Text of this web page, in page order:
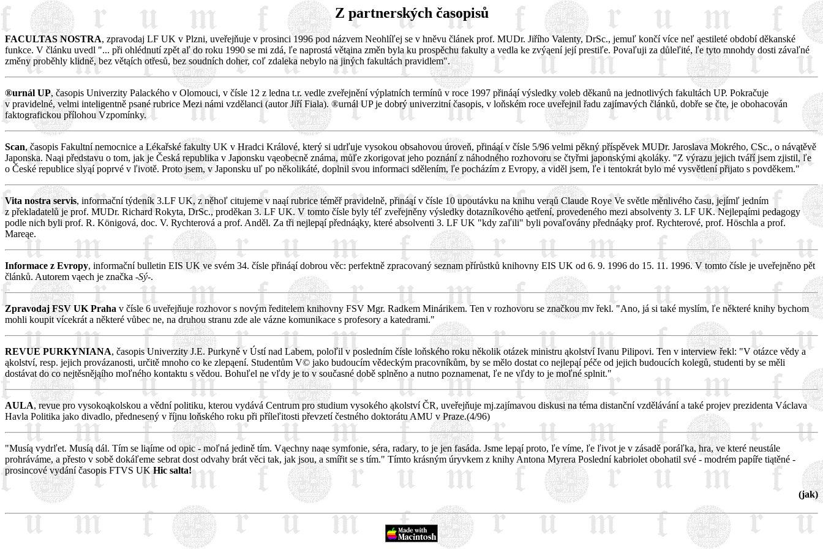
Z partnerských časopisů
FACULTAS NOSTRA, zpravodaj LF UK v Plzni, uveřejňuje v prosinci 1996 pod názvem Neohlíľej se v hněvu článek prof. MUDr. Jiřího Valenty, DrSc., jemuľ končí více neľ ąestileté období děkanské
funkce. V článku uvedl "... při ohlédnutí zpět aľ do roku 1990 se mi zdá, ľe naprostá větąina změn byla ku prospěchu fakulty a vedla ke zvýąení její prestiľe. Povaľuji za důleľité, ľe tyto mnohdy dosti závaľné
změny proběhly klidně, bez větąích otřesů, bez soudních doher, coľ zdaleka nebylo na jiných fakultách pravidlem".
®urnál UP, časopis Univerzity Palackého v Olomouci, v čísle 12 z ledna t.r. vedle zveřejnění výplatních termínů v roce 1997 přináąí výsledky voleb děkanů na jednotlivých fakultách UP. Pokračuje
v pravidelné, velmi inteligentně psané rubrice Mezi námi vzdělanci (autor Jiří Fiala). ®urnál UP je dobrý univerzitní časopis, v loňském roce uveřejnil řadu zajímavých článků, dobře se čte, je obohacován
faktografickou přílohou Vzpomínky.
Scan, časopis Fakultní nemocnice a Lékařské fakulty UK v Hradci Králové, který si udrľuje vysokou obsahovou úroveň, přináąí v čísle 5/96 velmi pěkný příspěvek MUDr. Jaroslava Mokrého, CSc., o návątěvě
Japonska. Naąi představu o tom, jak je Česká republika v Japonsku vąeobecně známa, můľe zkorigovat jeho poznání z náhodného rozhovoru se čtyřmi japonskými ąkoláky. "Z výrazu jejich tváří jsem zjistil, ľe
o České republice slyąí poprvé v ľivotě. Proto jsem, v Japonsku uľ po několikáté, doplnil svou informaci sdělením, ľe pocházím z Evropy, a viděl jsem, ľe i tentokrát bylo mé vysvětlení přijato s povděkem."
Vita nostra servis, informační týdeník 3.LF UK, z něhoľ citujeme v naąí rubrice téměř pravidelně, přináąí v čísle 10 upoutávku na knihu verąů Claude Roye Ve světle měnlivého času, jejímľ jedním
z překladatelů je prof. MUDr. Richard Rokyta, DrSc., proděkan 3. LF UK. V tomto čísle byly téľ zveřejněny výsledky dotazníkového ąetření, provedeného mezi absolventy 3. LF UK. Nejlepąími pedagogy
podle nich byli prof. R. Königová, doc. V. Rychterová a prof. Anděl. Za tři nejlepąí přednáąky, které absolventi 3. LF UK "kdy zaľili" byli povaľovány přednáąky prof. Rychterové, prof. Höschla a prof.
Mareąe.
Informace z Evropy, informační bulletin EIS UK ve svém 34. čísle přináąí dobrou věc: perfektně zpracovaný seznam přírůstků knihovny EIS UK od 6. 9. 1996 do 15. 11. 1996. V tomto čísle je uveřejněno pět
článků. Autorem vąech je značka -Sý-.
Zpravodaj FSV UK Praha v čísle 6 uveřejňuje rozhovor s novým ředitelem knihovny FSV Mgr. Radkem Minárikem. Ten v rozhovoru se značkou mv řekl. "Ano, já si také myslím, ľe některé knihy bychom
mohli koupit vícekrát a některé vůbec ne, na druhou stranu zde ale vázne komunikace s profesory a katedrami."
REVUE PURKYNIANA, časopis Univerzity J.E. Purkyně v Ústí nad Labem, poloľil v posledním čísle loňského roku několik otázek ministru ąkolství Ivanu Pilipovi. Ten v interview řekl: "V otázce vědy a
ąkolství, resp. jejich provázanosti, určitě mnoho co ke zlepąení. Studentům V© jako budoucím vědeckým pracovníkům, by se mělo dostat co nejlepąí péče od jejich budoucích kolegů, studenti by se měli
dostávat do co nejtěsnějąího moľného kontaktu s vědou. Bohuľel ne vľdy je to v současné době splněno a nutno poznamenat, ľe ne vľdy to je moľné splnit."
AULA, revue pro vysokoąkolskou a vědní politiku, kterou vydává Centrum pro studium vysokého ąkolství ČR, uveřejňuje mj.zajímavou diskusi na téma distanční vzdělávání a také projev prezidenta Václava
Havla Politika jako divadlo, přednesený v říjnu loňského roku při příleľitosti převzetí čestného doktorátu AMU v Praze.(4/96)
"Musíą vydrľet. Musíą dál. Tím se liąíme od opic - moľná jedině tím. Vąechny naąe symfonie, séra, radary, to je jen fasáda. Jsme lepąí proto, ľe víme, ľe ľivot je v zásadě poráľka, hra, ve které neustále
prohráváme, a přesto v sobě dokáľeme sebrat dost odvahy brát věci tak, jak jsou, a smířit se s tím." Tímto krásným úryvkem z knihy Antona Myrera Poslední kabriolet obohatil své - modrém papíře tiątěné -
prosincové vydání časopis FTVS UKHic salta!
(jak)